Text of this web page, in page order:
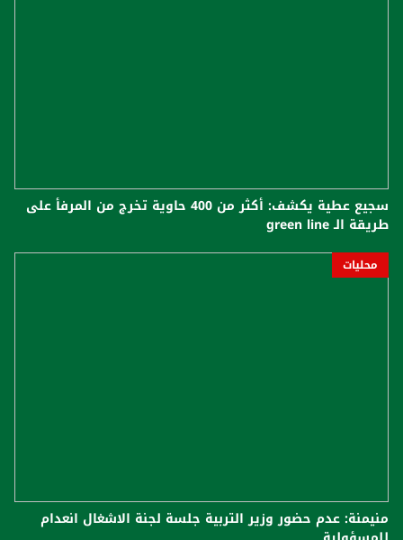
سجيع عطية يكشف: أكثر من 400 حاوية تخرج من المرفأ على
طريقة الـ green line
محليات
منيمنة: عدم حضور وزير التربية جلسة لجنة الاشغال انعدام